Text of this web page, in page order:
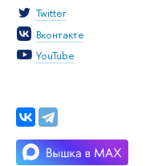
Twitter
Вконтакте
YouTube